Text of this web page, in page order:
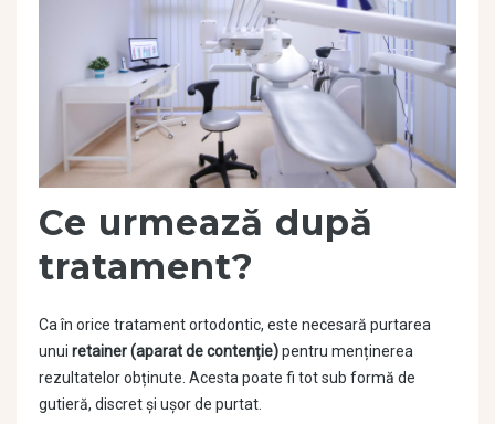
Ce urmează după
tratament?
Ca în orice tratament ortodontic, este necesară purtarea
unui retainer (aparat de contenție)pentru menținerea
rezultatelor obținute. Acesta poate fi tot sub formă de
gutieră, discret și ușor de purtat.